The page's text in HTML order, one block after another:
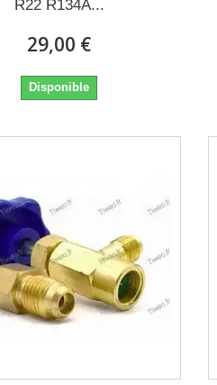
R22 R134A...
29,00 €
Disponible